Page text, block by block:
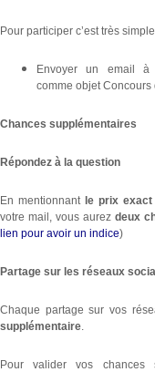
Pour participer c’est très
Envoyer un email à
comme objet
Chances supplémentaires
Répondez à la question
En mentionnant le prix exact
votre mail, vous aurez deux
lien pour avoir un indice)
Partage sur les réseaux
Chaque partage sur vos
supplémentaire
Pour valider vos chances